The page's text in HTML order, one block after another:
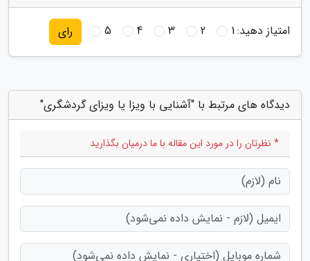
امتیاز دهید:1
2
3
4
5 رای
دیدگاه های مرتبط با "آشنایی با ویزا یا ویزای گردشگری"
* نظرتان را در مورد این مقاله با ما درمیان بگذارید